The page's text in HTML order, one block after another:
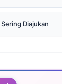
Diajukan